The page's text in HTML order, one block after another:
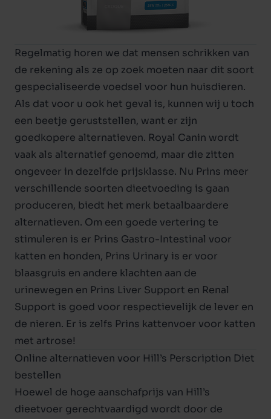
Regelmatig horen we dat mensen schrikken van
de rekening als ze op zoek moeten naar dit soort
gespecialiseerde voedsel voor hun huisdieren.
Als dat voor u ook het geval is, kunnen wij u toch
een beetje geruststellen, want er zijn
goedkopere alternatieven. Royal Canin wordt
vaak als alternatief genoemd, maar die zitten
ongeveer in dezelfde prijsklasse. Nu Prins meer
verschillende soorten dieetvoeding is gaan
produceren, biedt het merk betaalbaardere
alternatieven. Om een goede vertering te
stimuleren is er Prins Gastro-Intestinal voor
katten en honden, Prins Urinary is er voor
blaasgruis en andere klachten aan de
urinewegen en Prins Liver Support en Renal
Support is goed voor respectievelijk de lever en
de nieren. Er is zelfs Prins kattenvoer voor katten
met artrose!
Online alternatieven voor Hill’s Perscription Diet
bestellen
Hoewel de hoge aanschafprijs van Hill’s
dieetvoer gerechtvaardigd wordt door de